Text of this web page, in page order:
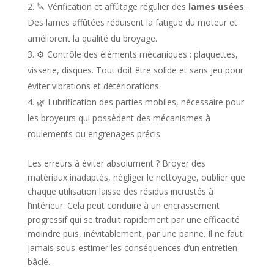
🔪 Vérification et affûtage régulier des lames usées.
Des lames affûtées réduisent la fatigue du moteur et
améliorent la qualité du broyage.
⚙️ Contrôle des éléments mécaniques : plaquettes,
visserie, disques. Tout doit être solide et sans jeu pour
éviter vibrations et détériorations.
🌿 Lubrification des parties mobiles, nécessaire pour
les broyeurs qui possèdent des mécanismes à
roulements ou engrenages précis.
Les erreurs à éviter absolument ? Broyer des
matériaux inadaptés, négliger le nettoyage, oublier que
chaque utilisation laisse des résidus incrustés à
l’intérieur. Cela peut conduire à un encrassement
progressif qui se traduit rapidement par une efficacité
moindre puis, inévitablement, par une panne. Il ne faut
jamais sous-estimer les conséquences d’un entretien
bâclé.